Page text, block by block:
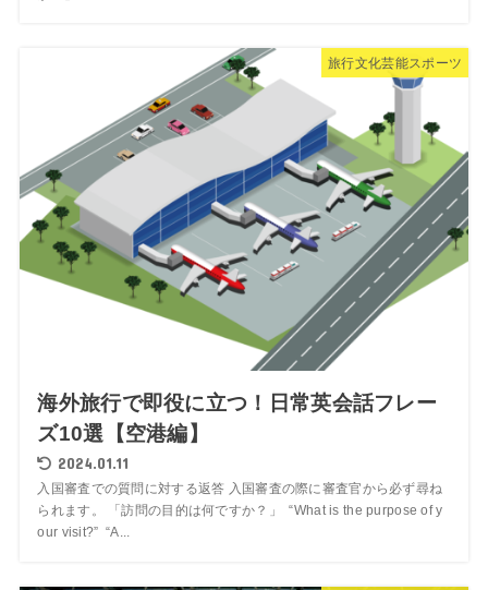
旅行文化芸能スポーツ
海外旅行で即役に立つ！日常英会話フレー
ズ10選【空港編】
2024.01.11
入国審査での質問に対する返答 入国審査の際に審査官から必ず尋ね
られます。 「訪問の目的は何ですか？」 “What is the purpose of y
our visit?” “A...